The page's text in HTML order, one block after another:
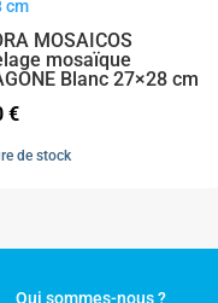
MOSAICOS
mosaïque
Blanc 27×28 cm
€
de stock
Qui sommes-nous ?